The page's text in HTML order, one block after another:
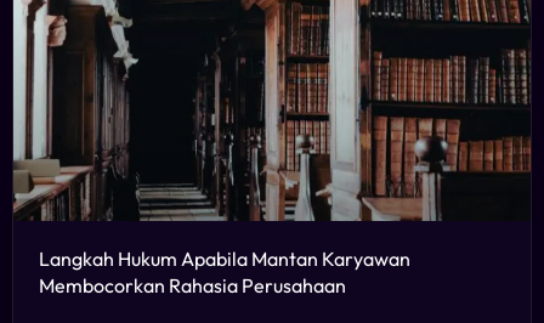
Langkah Hukum Apabila Mantan Karyawan
Membocorkan Rahasia Perusahaan